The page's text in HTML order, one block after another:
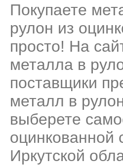
Покупаете
рулон из
просто! На
металла в
поставщики
металл в
выберете
оцинкованной
Иркутской